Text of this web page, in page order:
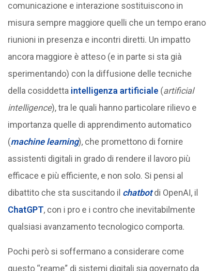
comunicazione e interazione sostituiscono in
misura sempre maggiore quelli che un tempo erano
riunioni in presenza e incontri diretti. Un impatto
ancora maggiore è atteso (e in parte si sta già
sperimentando) con la diffusione delle tecniche
della cosiddetta intelligenza artificiale(artificial
intelligence), tra le quali hanno particolare rilievo e
importanza quelle di apprendimento automatico
(machine learning), che promettono di fornire
assistenti digitali in grado di rendere il lavoro più
efficace e più efficiente, e non solo. Si pensi al
dibattito che sta suscitando il chatbotdi OpenAI, il
ChatGPT, con i pro e i contro che inevitabilmente
qualsiasi avanzamento tecnologico comporta.
Pochi però si soffermano a considerare come
questo “reame” di sistemi digitali sia governato da